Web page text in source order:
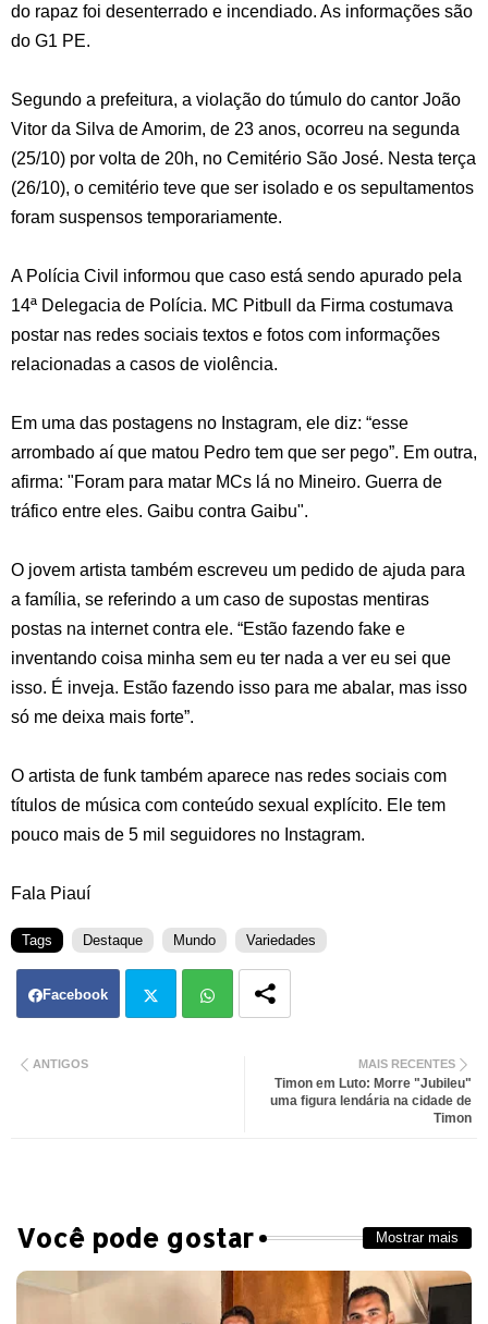
do rapaz foi desenterrado e incendiado. As informações são
do G1 PE.
Segundo a prefeitura, a violação do túmulo do cantor João
Vitor da Silva de Amorim, de 23 anos, ocorreu na segunda
(25/10) por volta de 20h, no Cemitério São José. Nesta terça
(26/10), o cemitério teve que ser isolado e os sepultamentos
foram suspensos temporariamente.
A Polícia Civil informou que caso está sendo apurado pela
14ª Delegacia de Polícia. MC Pitbull da Firma costumava
postar nas redes sociais textos e fotos com informações
relacionadas a casos de violência.
Em uma das postagens no Instagram, ele diz: “esse
arrombado aí que matou Pedro tem que ser pego”. Em outra,
afirma: "Foram para matar MCs lá no Mineiro. Guerra de
tráfico entre eles. Gaibu contra Gaibu".
O jovem artista também escreveu um pedido de ajuda para
a família, se referindo a um caso de supostas mentiras
postas na internet contra ele. “Estão fazendo fake e
inventando coisa minha sem eu ter nada a ver eu sei que
isso. É inveja. Estão fazendo isso para me abalar, mas isso
só me deixa mais forte”.
O artista de funk também aparece nas redes sociais com
títulos de música com conteúdo sexual explícito. Ele tem
pouco mais de 5 mil seguidores no Instagram.
Fala Piauí
Tags Destaque Mundo Variedades
Facebook
MAIS RECENTES
Timon em Luto: Morre "Jubileu"
uma figura lendária na cidade de
Timon
ANTIGOS
Você pode gostar Mostrar mais